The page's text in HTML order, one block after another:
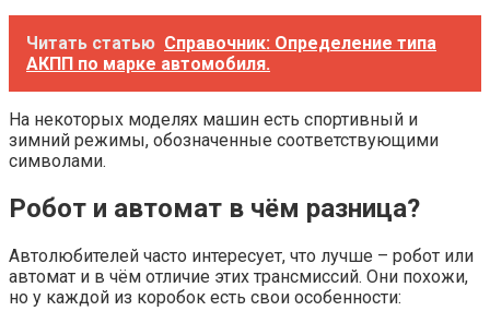
Читать статью Справочник: Определение типа
АКПП по марке автомобиля.
На некоторых моделях машин есть спортивный и
зимний режимы, обозначенные соответствующими
символами.
Робот и автомат в чём разница?
Автолюбителей часто интересует, что лучше – робот или
автомат и в чём отличие этих трансмиссий. Они похожи,
но у каждой из коробок есть свои особенности: